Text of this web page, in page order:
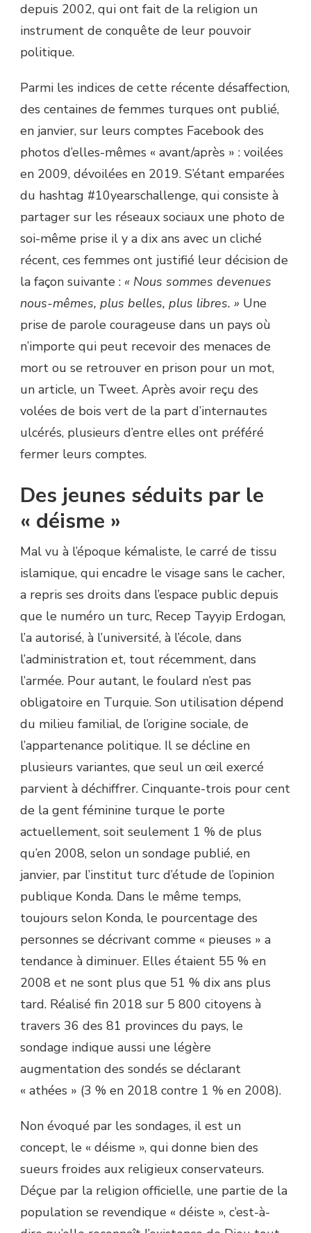
depuis 2002, qui ont fait de la religion un
instrument de conquête de leur pouvoir
politique.
Parmi les indices de cette récente désaffection,
des centaines de femmes turques ont publié,
en janvier, sur leurs comptes Facebook des
photos d’elles-mêmes « avant/après » : voilées
en 2009, dévoilées en 2019. S’étant emparées
du hashtag #10yearschallenge, qui consiste à
partager sur les réseaux sociaux une photo de
soi-même prise il y a dix ans avec un cliché
récent, ces femmes ont justifié leur décision de
la façon suivante : « Nous sommes devenues
nous-mêmes, plus belles, plus libres. » Une
prise de parole courageuse dans un pays où
n’importe qui peut recevoir des menaces de
mort ou se retrouver en prison pour un mot,
un article, un Tweet. Après avoir reçu des
volées de bois vert de la part d’internautes
ulcérés, plusieurs d’entre elles ont préféré
fermer leurs comptes.
Des jeunes séduits par le
« déisme »
Mal vu à l’époque kémaliste, le carré de tissu
islamique, qui encadre le visage sans le cacher,
a repris ses droits dans l’espace public depuis
que le numéro un turc, Recep Tayyip Erdogan,
l’a autorisé, à l’université, à l’école, dans
l’administration et, tout récemment, dans
l’armée. Pour autant, le foulard n’est pas
obligatoire en Turquie. Son utilisation dépend
du milieu familial, de l’origine sociale, de
l’appartenance politique. Il se décline en
plusieurs variantes, que seul un œil exercé
parvient à déchiffrer. Cinquante-trois pour cent
de la gent féminine turque le porte
actuellement, soit seulement 1 % de plus
qu’en 2008, selon un sondage publié, en
janvier, par l’institut turc d’étude de l’opinion
publique Konda. Dans le même temps,
toujours selon Konda, le pourcentage des
personnes se décrivant comme « pieuses » a
tendance à diminuer. Elles étaient 55 % en
2008 et ne sont plus que 51 % dix ans plus
tard. Réalisé fin 2018 sur 5 800 citoyens à
travers 36 des 81 provinces du pays, le
sondage indique aussi une légère
augmentation des sondés se déclarant
« athées » (3 % en 2018 contre 1 % en 2008).
Non évoqué par les sondages, il est un
concept, le « déisme », qui donne bien des
sueurs froides aux religieux conservateurs.
Déçue par la religion officielle, une partie de la
population se revendique « déiste », c’est-à-